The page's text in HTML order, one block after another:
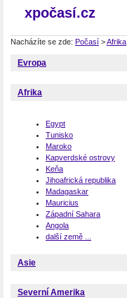
xpočasí.cz
Nacházíte se zde: Počasí >Afrika
Evropa
Afrika
Egypt
Tunisko
Maroko
Kapverdské ostrovy
Keňa
Jihoafrická republika
Madagaskar
Mauricius
Západní Sahara
Angola
další země ...
Asie
Severní Amerika